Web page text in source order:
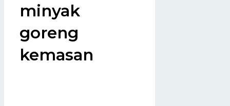
minyak
goreng
kemasan